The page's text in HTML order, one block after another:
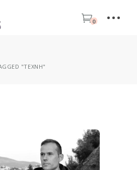
0
"ΤΈΧΝΗ"